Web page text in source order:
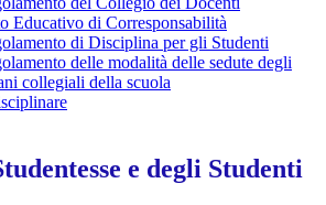
Educativo di Corresponsabilità
di Disciplina per gli Studenti
delle modalità delle sedute degli
collegiali della scuola
e degli Studenti